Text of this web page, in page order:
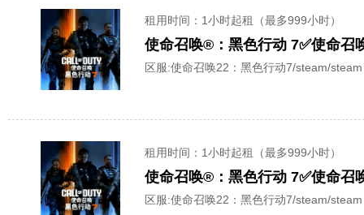
租用时间 ：1小时起租（最多999小时）
区服:使命召唤22：黑色行动7/steam/steam
租用时间 ：1小时起租（最多999小时）
区服:使命召唤22：黑色行动7/steam/steam